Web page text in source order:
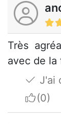
Très
avec de la
J'ai
I